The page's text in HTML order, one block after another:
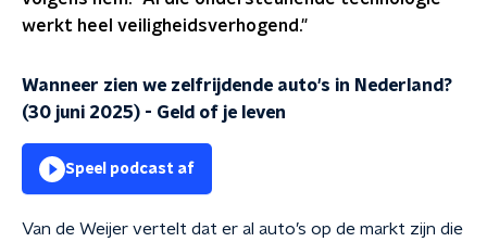
werkt heel veiligheidsverhogend."
Wanneer zien we zelfrijdende auto's in Nederland?
(30 juni 2025) - Geld of je leven
Speel podcast af
Van de Weijer vertelt dat er al auto’s op de markt zijn die